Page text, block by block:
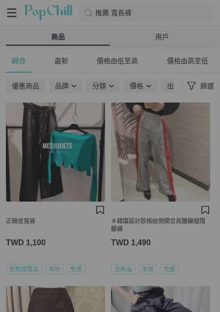
推薦 寬長褲
商品 用戶
綜合 最新 價格由低至高 價格由高至低
優惠商品 品牌 分類 價格 出貨地點 篩選
正韓皮寬褲
TWD 1,100
近新閒置品 本地 免運
＃韓國設計款格紋側開岔高腰顯瘦闊
腿褲
TWD 1,490
全新品 本地 免運